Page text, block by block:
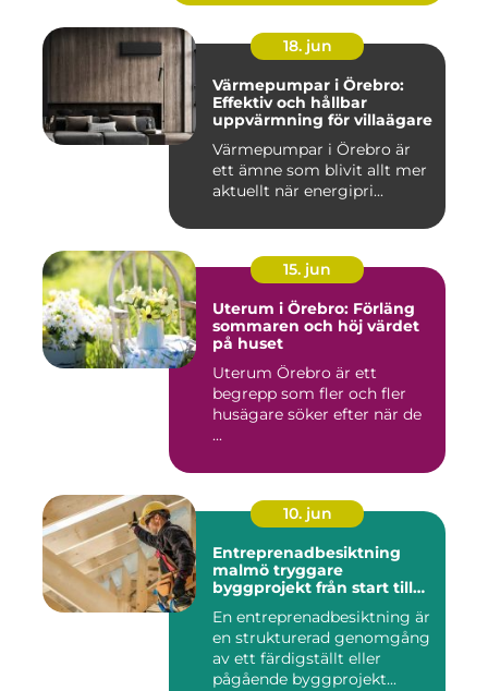
18. jun
Värmepumpar i Örebro:
Effektiv och hållbar
uppvärmning för villaägare
Värmepumpar i Örebro är
ett ämne som blivit allt mer
aktuellt när energipri...
15. jun
Uterum i Örebro: Förläng
sommaren och höj värdet
på huset
Uterum Örebro är ett
begrepp som fler och fler
husägare söker efter när de
...
10. jun
Entreprenadbesiktning
malmö tryggare
byggprojekt från start till
En entreprenadbesiktning är
en strukturerad genomgång
av ett färdigställt eller
pågående byggprojekt...